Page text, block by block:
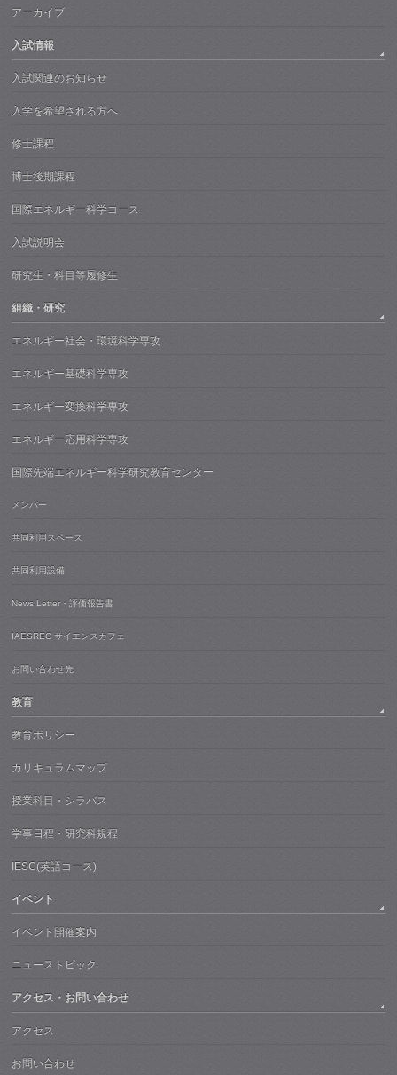
アーカイブ
入試情報
入試関連のお知らせ
入学を希望される方へ
修士課程
博士後期課程
国際エネルギー科学コース
入試説明会
研究生・科目等履修生
組織・研究
エネルギー社会・環境科学専攻
エネルギー基礎科学専攻
エネルギー変換科学専攻
エネルギー応用科学専攻
国際先端エネルギー科学研究教育センター
メンバー
共同利用スペース
共同利用設備
News Letter・評価報告書
IAESREC サイエンスカフェ
お問い合わせ先
教育
教育ポリシー
カリキュラムマップ
授業科目・シラバス
学事日程・研究科規程
IESC(英語コース)
イベント
イベント開催案内
ニューストピック
アクセス・お問い合わせ
アクセス
お問い合わせ